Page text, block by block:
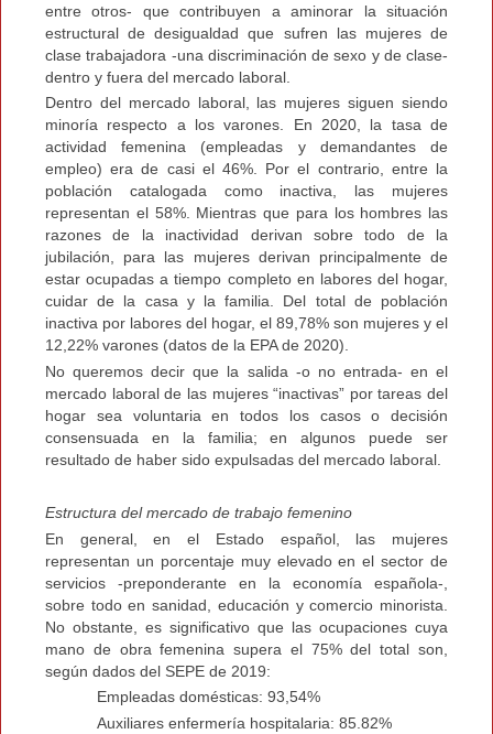
entre otros- que contribuyen a aminorar la situación
estructural de desigualdad que sufren las mujeres de
clase trabajadora -una discriminación de sexo y de clase-
dentro y fuera del mercado laboral.
Dentro del mercado laboral, las mujeres siguen siendo
minoría respecto a los varones. En 2020, la tasa de
actividad femenina (empleadas y demandantes de
empleo) era de casi el 46%. Por el contrario, entre la
población catalogada como inactiva, las mujeres
representan el 58%. Mientras que para los hombres las
razones de la inactividad derivan sobre todo de la
jubilación, para las mujeres derivan principalmente de
estar ocupadas a tiempo completo en labores del hogar,
cuidar de la casa y la familia. Del total de población
inactiva por labores del hogar, el 89,78% son mujeres y el
12,22% varones (datos de la EPA de 2020).
No queremos decir que la salida -o no entrada- en el
mercado laboral de las mujeres “inactivas” por tareas del
hogar sea voluntaria en todos los casos o decisión
consensuada en la familia; en algunos puede ser
resultado de haber sido expulsadas del mercado laboral.
Estructura del mercado de trabajo femenino
En general, en el Estado español, las mujeres
representan un porcentaje muy elevado en el sector de
servicios -preponderante en la economía española-,
sobre todo en sanidad, educación y comercio minorista.
No obstante, es significativo que las ocupaciones cuya
mano de obra femenina supera el 75% del total son,
según dados del SEPE de 2019:
Empleadas domésticas: 93,54%
Auxiliares enfermería hospitalaria: 85.82%